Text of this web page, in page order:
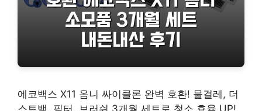
에코백스 X11 옴니 싸이클론 완벽 호환! 물걸레, 더
스트백, 필터, 브러쉬 3개월 세트로 청소 효율 UP!